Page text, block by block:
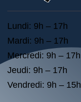
Lundi: 9h – 17h
Mardi: 9h – 17h
Mercredi: 9h – 17h
Jeudi: 9h – 17h
Vendredi: 9h – 15h